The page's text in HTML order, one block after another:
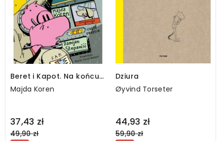
Beret i Kapot. Na końcu
Drogi Mlecznej
Majda Koren
37,43 zł
Regular
price
49,90 zł
Dziura
Øyvind Torseter
44,93 zł
Regular
price
59,90 zł